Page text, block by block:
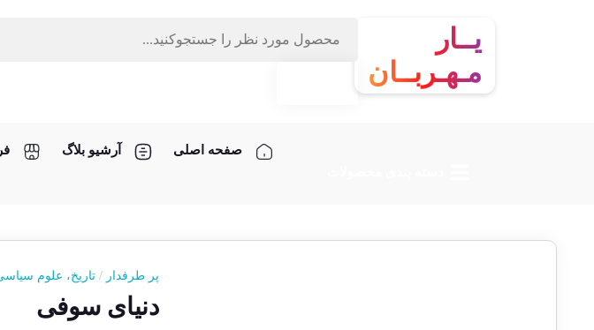
یــار
مـهـربــان
صفحه اصلی آرشیو بلاگ
پر طرفدار /تاریخ، علوم
دنیای سوفی